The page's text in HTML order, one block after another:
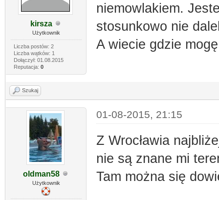
kirsza
Użytkownik
Liczba postów: 2
Liczba wątków: 1
Dołączył: 01.08.2015
Reputacja: 0
niemowlakiem.
stosunkowo nie
A wiecie gdzie
Szukaj
oldman58
Użytkownik
01-08-2015, 21:15
Z Wrocławia
nie są znane mi
Tam można się